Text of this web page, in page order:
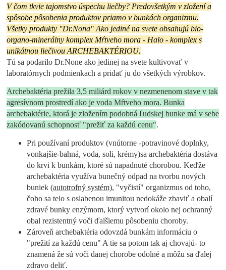
V čom tkvie tajomstvo úspechu liečby? Predovšetkým v zložení a
spôsobe pôsobenia produktov priamo v bunkách organizmu.
Všetky produkty "Dr.Nona" Ako jediné na svete obsahujú bio-
organo-minerálny komplex Mŕtveho mora - Halo - komplex s
unikátnou liečivou ARCHEBAKTÉRIOU.
Tú sa podarilo Dr.None ako jedinej na svete kultivovať v
laboratórnych podmienkach a pridať ju do všetkých výrobkov.
Archebaktéria prežila 3,5 miliárd rokov v nezmenenom stave v tak
agresívnom prostredí ako je voda Mŕtveho mora. Bunka
archebaktérie, ktorá je zložením podobná ľudskej bunke má v sebe
zakódovanú schopnosť "prežiť za každú cenu".
Pri používaní produktov (vnútorne -potravinové doplnky,
vonkajšie-bahná, voda, soli, krémy)sa archebaktéria dostáva
do krvi k bunkám, ktoré sú napadnuté chorobou. Keďže
archebaktéria využíva bunečný odpad na tvorbu nových
buniek(autotrofný systém), "vyčistí" organizmus od toho,
čoho sa telo s oslabenou imunitou nedokáže zbaviť a obalí
zdravé bunky enzýmom, ktorý vytvorí okolo nej ochranný
obal rezistentný voči ďalšiemu pôsobeniu choroby.
Zároveň archebaktéria odovzdá bunkám informáciu o
"prežití za každú cenu" A tie sa potom tak aj chovajú- to
znamená že sú voči danej chorobe odolné a môžu sa ďalej
zdravo deliť.